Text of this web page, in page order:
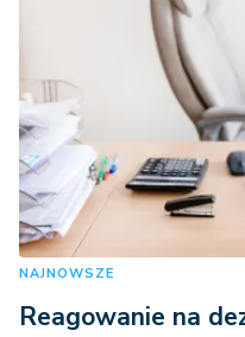
NAJNOWSZE
Reagowanie na